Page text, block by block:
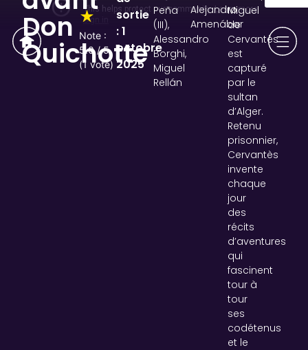
Don
Quichotte
★
Note :
5.0 / 5
(1 vote)
sortie
: 1
octobre
2025
Peña
(III),
Alessandro
Borghi,
Miguel
Rellán
Alejandro
Amenábar
Miguel
de
Cervantès
est
capturé
par le
sultan
d’Alger.
Retenu
prisonnier,
Cervantès
invente
chaque
jour
des
récits
d’aventures
qui
fascinent
tour à
tour
ses
codétenus
et le